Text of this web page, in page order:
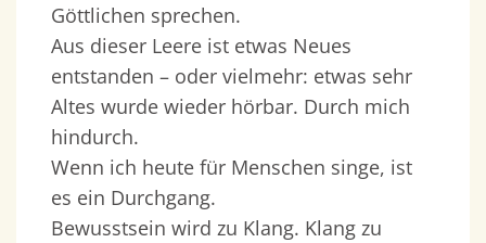
Göttlichen sprechen.
Aus dieser Leere ist etwas Neues
entstanden – oder vielmehr: etwas sehr
Altes wurde wieder hörbar. Durch mich
hindurch.
Wenn ich heute für Menschen singe, ist
es ein Durchgang.
Bewusstsein wird zu Klang. Klang zu